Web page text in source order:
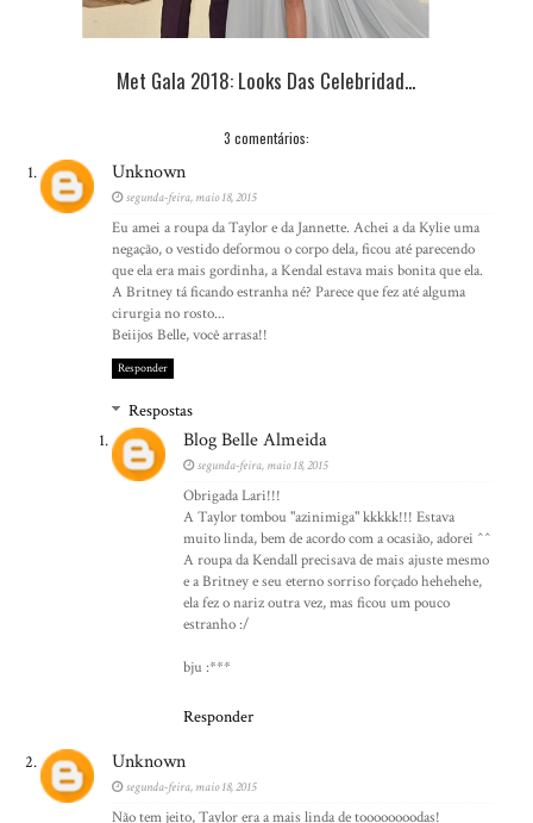
Met Gala 2018: Looks Das Celebridad...
3 comentários:
Unknown
segunda-feira, maio 18, 2015
Eu amei a roupa da Taylor e da Jannette. Achei a da Kylie uma
negação, o vestido deformou o corpo dela, ficou até parecendo
que ela era mais gordinha, a Kendal estava mais bonita que ela.
A Britney tá ficando estranha né? Parece que fez até alguma
cirurgia no rosto...
Beiijos Belle, você arrasa!!
Responder
Respostas
Blog Belle Almeida
segunda-feira, maio 18, 2015
Obrigada Lari!!!
A Taylor tombou "azinimiga" kkkkk!!! Estava
muito linda, bem de acordo com a ocasião, adorei ^^
A roupa da Kendall precisava de mais ajuste mesmo
e a Britney e seu eterno sorriso forçado hehehehe,
ela fez o nariz outra vez, mas ficou um pouco
estranho :/
bju :***
Responder
Unknown
segunda-feira, maio 18, 2015
Não tem jeito, Taylor era a mais linda de toooooooodas!